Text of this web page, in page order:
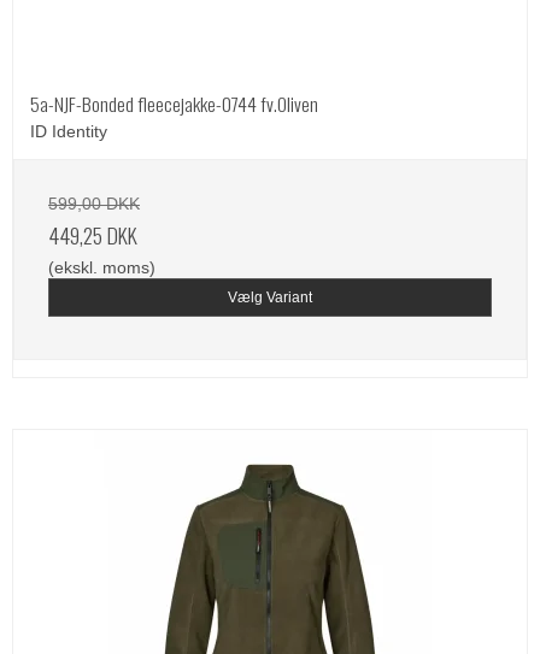
5a-NJF-Bonded fleecejakke-0744 fv.Oliven
ID Identity
599,00 DKK
449,25 DKK
(ekskl. moms)
Vælg Variant